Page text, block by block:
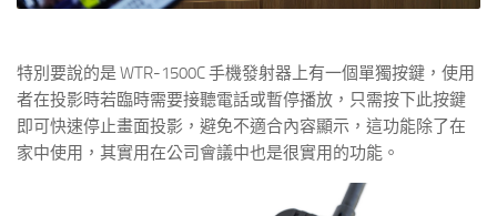
特別要說的是 WTR-1500C 手機發射器上有一個單獨按鍵，使用
者在投影時若臨時需要接聽電話或暫停播放，只需按下此按鍵
即可快速停止畫面投影，避免不適合內容顯示，這功能除了在
家中使用，其實用在公司會議中也是很實用的功能。